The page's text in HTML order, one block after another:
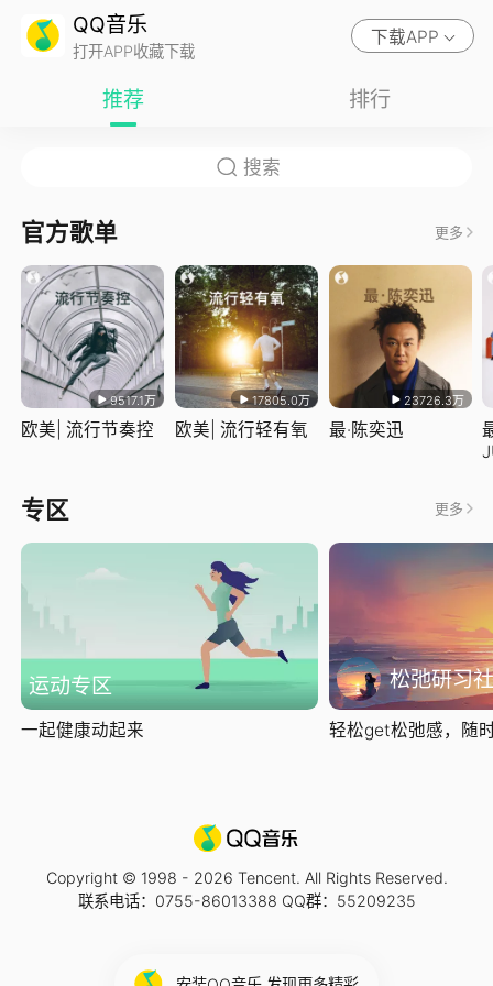
QQ音乐
打开APP收藏下载
下载APP
推荐 排行
官方歌单 更多
9517.1万
欧美| 流行节奏控
17805.0万
欧美| 流行轻有氧
23726.3万
最·陈奕迅
专区 更多
运动专区
一起健康动起来
松弛研习社
轻松get松弛感，随
Copyright © 1998 - 2026 Tencent. All Rights Reserved.
联系电话：0755-86013388 QQ群：55209235